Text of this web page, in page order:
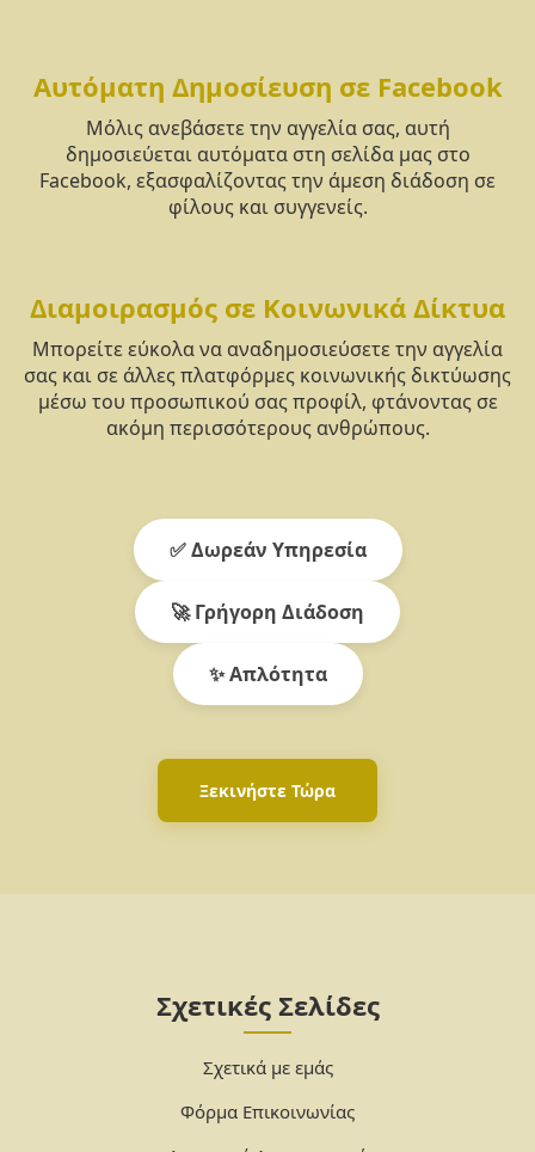
Αυτόματη Δημοσίευση σε Facebook
Μόλις ανεβάσετε την αγγελία σας, αυτή
δημοσιεύεται αυτόματα στη σελίδα μας στο
Facebook, εξασφαλίζοντας την άμεση διάδοση σε
φίλους και συγγενείς.
Διαμοιρασμός σε Κοινωνικά Δίκτυα
Μπορείτε εύκολα να αναδημοσιεύσετε την αγγελία
σας και σε άλλες πλατφόρμες κοινωνικής δικτύωσης
μέσω του προσωπικού σας προφίλ, φτάνοντας σε
ακόμη περισσότερους ανθρώπους.
✅ Δωρεάν Υπηρεσία
🚀 Γρήγορη Διάδοση
✨ Απλότητα
Ξεκινήστε Τώρα
Σχετικές Σελίδες
Σχετικά με εμάς
Φόρμα Επικοινωνίας